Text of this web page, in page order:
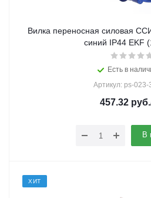
Вилка переносная силовая
синий IP44 EKF
Есть в
Артикул: ps-023-
457.32руб.
В
ХИТ